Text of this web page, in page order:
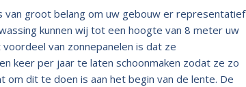
van groot belang om uw gebouw er representatief
kunnen wij tot een hoogte van 8 meter uw
van zonnepanelen is dat ze
keer per jaar te laten schoonmaken zodat ze zo
om dit te doen is aan het begin van de lente. De